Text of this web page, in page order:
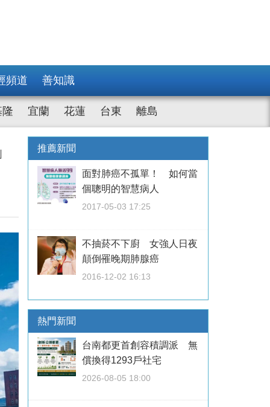
頻道 善知識
隆 宜蘭 花蓮 台東 離島
推薦新聞
面對肺癌不孤單！ 如何當
個聰明的智慧病人
2017-05-03 17:25
不抽菸不下廚 女強人日夜
顛倒罹晚期肺腺癌
2016-12-02 16:13
熱門新聞
台南都更首創容積調派 無
償換得1293戶社宅
2026-08-05 18:00